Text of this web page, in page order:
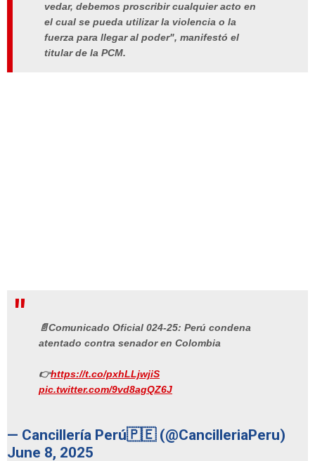
vedar, debemos proscribir cualquier acto en
el cual se pueda utilizar la violencia o la
fuerza para llegar al poder", manifestó el
titular de la PCM.
📄Comunicado Oficial 024-25: Perú condena
atentado contra senador en Colombia
👉https://t.co/pxhLLjwjiS
pic.twitter.com/9vd8agQZ6J
— Cancillería Perú🇵🇪 (@CancilleriaPeru)
June 8, 2025